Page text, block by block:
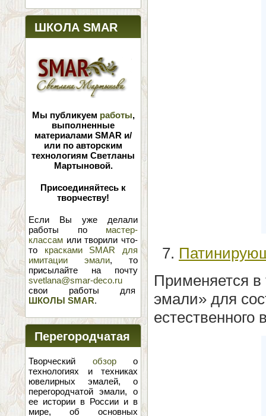
ШКОЛА SMAR
Мы публикуем работы,
выполненные
материалами SMAR и/
или по авторским
технологиям Светланы
Мартыновой.
Присоединяйтесь к
творчеству!
Если Вы уже делали
работы по мастер-
классам или творили что-
то красками SMAR для
имитации эмали, то
присылайте на почту
svetlana@smar-deco.ru
свои работы для
ШКОЛЫ SMAR.
Перегородчатая
эмаль
Творческий обзоро
технологиях и техниках
ювелирных эмалей, о
перегородчатой эмали, о
ее истории в России и в
мире, об основных
7.
Применяется в
эмали» для
естественного